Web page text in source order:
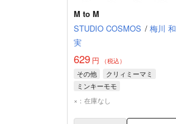
M to M
STUDIO COSMOS / 梅川 和
実
629 円 （税込）
その他
クリィミーマミ
ミンキーモモ
×：在庫なし